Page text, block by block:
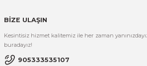
BİZE ULAŞIN
Kesintisiz hizmet kalitemiz ile her zaman
buradayız!
905333535107